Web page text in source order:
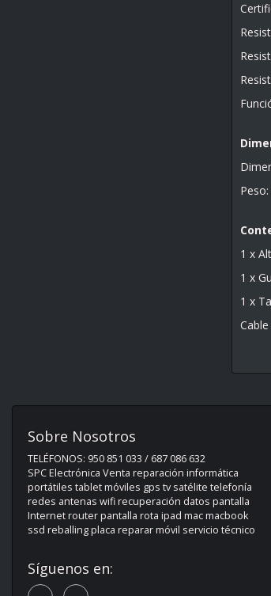
1 x
1 x
1 x
Sobre Nosotros
TELÉFONOS: 950 851 033 / 687 086 632
SPC Electrónica Venta reparación informática
portátiles tablet móviles gps tv satélite telefonía
redes antenas wifi recuperación datos pantalla
Internet router pantalla rota ipad mac macbook
ssd reballing placa reparar móvil servicio técnico
Síguenos en: